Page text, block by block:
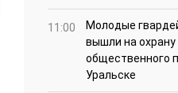
11:00
Молодые
вышли на охрану
общественного
Уральске